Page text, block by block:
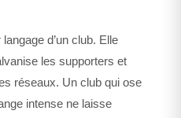
d’un club. Elle
les supporters et
réseaux. Un club qui ose
intense ne laisse